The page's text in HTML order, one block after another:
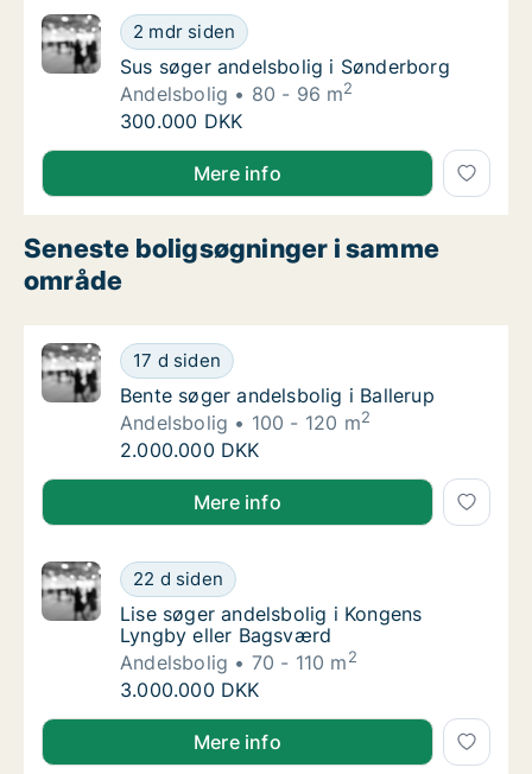
Sus søger andelsbolig i Sønderborg
2 mdr siden
Sus søger andelsbolig i Sønderborg
Sus søger andelsbolig i Sønderborg
Andelsbolig
80 - 96 m2
Sus søger andelsbolig i Sønderborg
300.000 DKK
Sus søger andelsbolig i Sønderborg
Mere info
Seneste boligsøgninger i samme
område
Bente søger andelsbolig i Ballerup
17 d siden
Bente søger andelsbolig i Ballerup
Bente søger andelsbolig i Ballerup
Andelsbolig
100 - 120 m2
Bente søger andelsbolig i Ballerup
2.000.000 DKK
Bente søger andelsbolig i Ballerup
Mere info
Lise søger andelsbolig i Kongens Lyngby
22 d siden
Lise søger andelsbolig i Kongens Lyngby
Lise søger andelsbolig i Kongens
Lyngby eller Bagsværd
Andelsbolig
70 - 110 m2
Lise søger andelsbolig i Kongens Lyngby
3.000.000 DKK
Lise søger andelsbolig i Kongens Lyngby eller
Mere info